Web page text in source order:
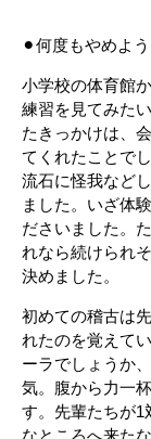
⚫︎何度もやめよ
小学校の体育館
練習を見てみた
たきっかけは、
てくれたことで
流石に怪我など
ました。いざ体
ださいました。
れなら続けられ
決めました。
初めての稽古は
れたのを覚えて
ーラでしょうか
気。腹から力一
す。先輩たちが1
なところへ来た